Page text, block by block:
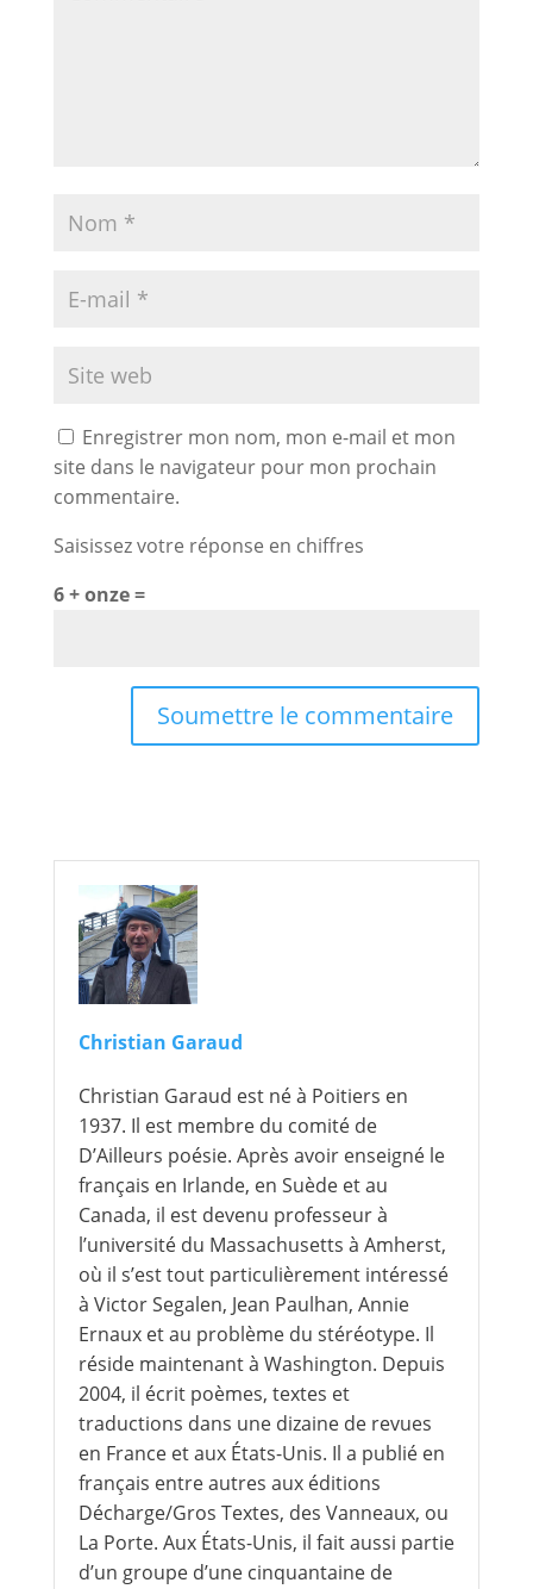
Enregistrer mon nom, mon e-mail et mon
site dans le navigateur pour mon prochain
commentaire.
Saisissez votre réponse en chiffres
6 + onze =
Soumettre le commentaire
Christian Garaud
Christian Garaud est né à Poitiers en
1937. Il est membre du comité de
D’Ailleurs poésie. Après avoir enseigné le
français en Irlande, en Suède et au
Canada, il est devenu professeur à
l’université du Massachusetts à Amherst,
où il s’est tout particulièrement intéressé
à Victor Segalen, Jean Paulhan, Annie
Ernaux et au problème du stéréotype. Il
réside maintenant à Washington. Depuis
2004, il écrit poèmes, textes et
traductions dans une dizaine de revues
en France et aux États-Unis. Il a publié en
français entre autres aux éditions
Décharge/Gros Textes, des Vanneaux, ou
La Porte. Aux États-Unis, il fait aussi partie
d’un groupe d’une cinquantaine de